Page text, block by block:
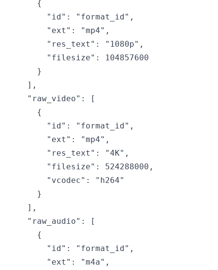
      {
        "id": "format_id",
        "ext": "mp4",
        "res_text": "1080p",
        "filesize": 104857600
      }
    ],
    "raw_video": [
      {
        "id": "format_id",
        "ext": "mp4",
        "res_text": "4K",
        "filesize": 524288000,
        "vcodec": "h264"
      }
    ],
    "raw_audio": [
      {
        "id": "format_id",
        "ext": "m4a",